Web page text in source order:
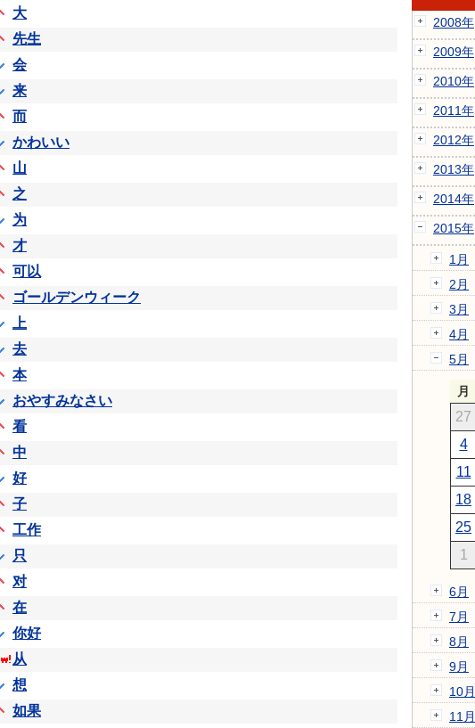
大
先生
会
来
而
かわいい
山
之
为
才
可以
ゴールデンウィーク
上
去
本
おやすみなさい
看
中
好
子
工作
只
对
在
你好
从
想
如果
2008年
2009年
2010年
2011年
2012年
2013年
2014年
2015年
1月
2月
3月
4月
5月
月
27
4
11
18
25
1
6月
7月
8月
9月
10月
11月